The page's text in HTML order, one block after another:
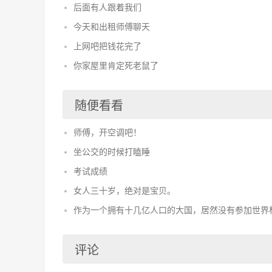
后面有人跟着我们
今天和出租师傅聊天
上网吧把钱花完了
你家屋里肯定死老鼠了
随便看看
师傅，开空调吧！
坐公交的时候打瞌睡
考试成绩
女人三十岁，绝对是宝贝。
作为一个拥有十几亿人口的大国，居然没有参加世界
评论